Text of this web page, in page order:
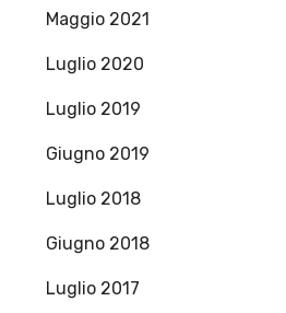
Maggio 2021
Luglio 2020
Luglio 2019
Giugno 2019
Luglio 2018
Giugno 2018
Luglio 2017